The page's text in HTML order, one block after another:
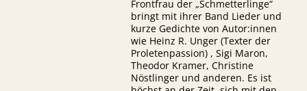
Frontfrau der „Schmetterlinge“
bringt mit ihrer Band Lieder und
kurze Gedichte von Autor:innen
wie Heinz R. Unger (Texter der
Proletenpassion) , Sigi Maron,
Theodor Kramer, Christine
Nöstlinger und anderen. Es ist